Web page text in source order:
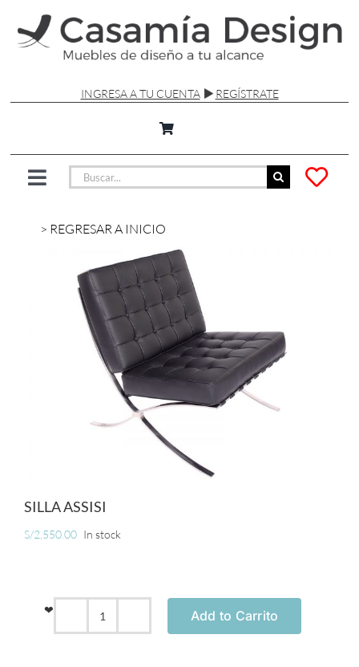
contenido
INGRESA A TU CUENTA REGÍSTRATE
Toggle
SILLAS Y SOFÁS
MESAS
LÁMPARAS
MUEBLES
ACCESORIOS
Buscar:
SILLA ASSISI
S/2,550.00 In stock
❤
SILLA
Add to Carrito
> REGRESAR A INICIO